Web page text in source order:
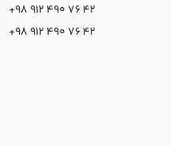
+98 912 490 76 42
+98 912 490 76 42